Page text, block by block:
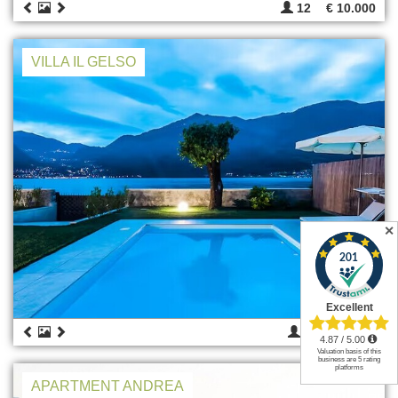
12 € 10.000
VILLA IL GELSO
€ 10.856
APARTMENT ANDREA
✕